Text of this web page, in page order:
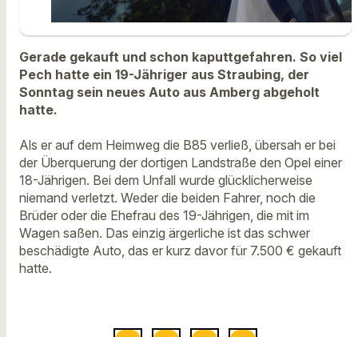
Gerade gekauft und schon kaputtgefahren. So viel
Pech hatte ein 19-Jähriger aus Straubing, der
Sonntag sein neues Auto aus Amberg abgeholt
hatte.
Als er auf dem Heimweg die B85 verließ, übersah er bei
der Überquerung der dortigen Landstraße den Opel einer
18-Jährigen. Bei dem Unfall wurde glücklicherweise
niemand verletzt. Weder die beiden Fahrer, noch die
Brüder oder die Ehefrau des 19-Jährigen, die mit im
Wagen saßen. Das einzig ärgerliche ist das schwer
beschädigte Auto, das er kurz davor für 7.500 € gekauft
hatte.